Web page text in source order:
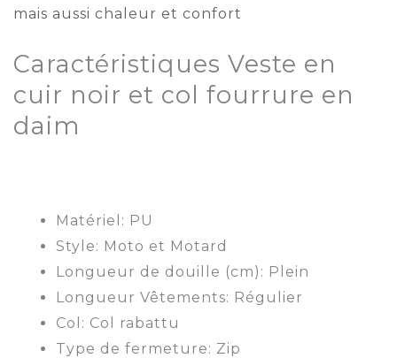
mais aussi chaleur et confort
Caractéristiques Veste en
cuir noir et col fourrure en
daim
Matériel: PU
Style: Moto et Motard
Longueur de douille (cm): Plein
Longueur Vêtements: Régulier
Col: Col rabattu
Type de fermeture: Zip